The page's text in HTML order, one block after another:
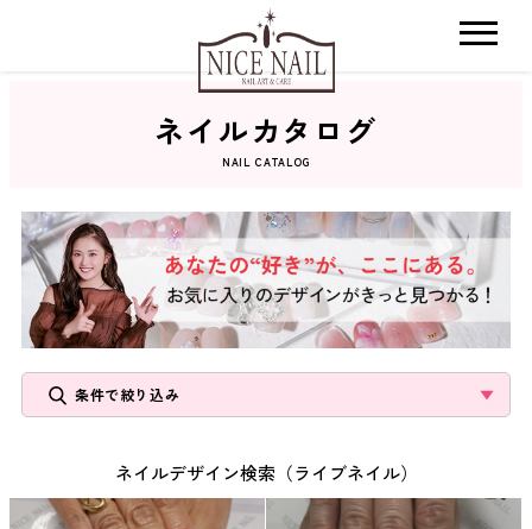
サロン検索
ネイルカタログ
コンセプト
ネイルカタログ
NAIL CATALOG
条件で絞り込み
ネイルデザイン検索（ライブネイル）